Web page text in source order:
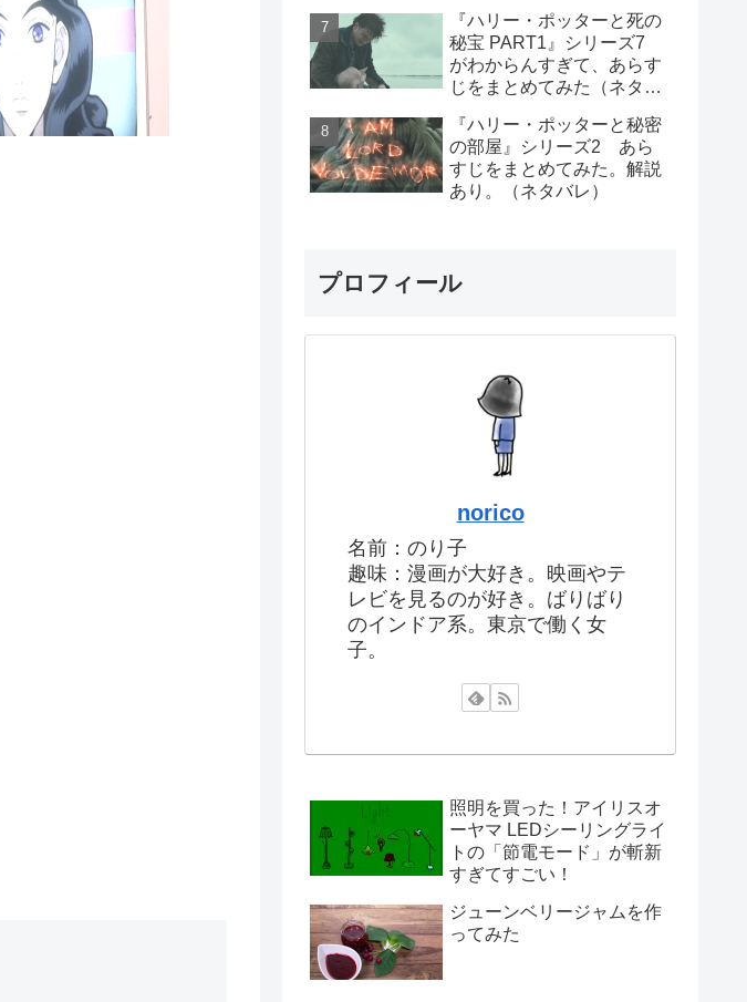
『ハリー・ポッターと死の
秘宝 PART1』シリーズ7
がわからんすぎて、あらす
じをまとめてみた（ネタバ
『ハリー・ポッターと秘密
の部屋』シリーズ2 あら
すじをまとめてみた。解説
あり。（ネタバレ）
プロフィール
norico
名前：のり子
趣味：漫画が大好き。映画やテ
レビを見るのが好き。ばりばり
のインドア系。東京で働く女
子。
照明を買った！アイリスオ
ーヤマ LEDシーリングライ
トの「節電モード」が斬新
すぎてすごい！
ジューンベリージャムを作
ってみた